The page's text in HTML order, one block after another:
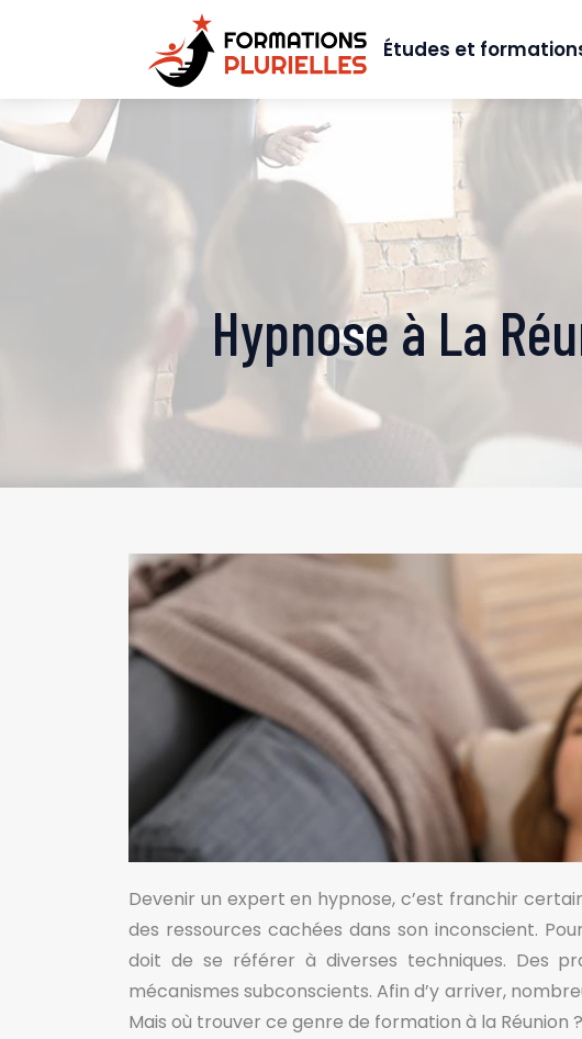
Études et
Hypnose à La
Devenir un expert en hypnose, c’est franchir
des ressources cachées dans son inconscient.
doit de se référer à diverses techniques. Des
mécanismes subconscients. Afin d’y arriver,
Mais où trouver ce genre de formation à la Réunion ?